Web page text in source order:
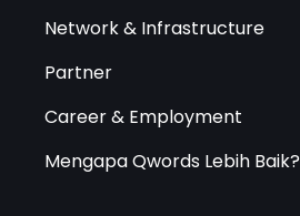
Network & Infrastructure
Partner
Career & Employment
Mengapa Qwords Lebih Baik?